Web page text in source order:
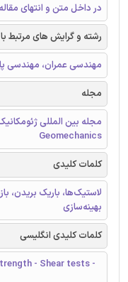
در داخل متن و انتهای
رشته و گرایش های مرتبط با
مهندسی عمران، مهندسی
مجله
Geomechanics
کلمات کلیدی
لاستیک‌ها، باریک بریدن،
بهینه‌سازی
کلمات کلیدی انگلیسی
- Shear tests -